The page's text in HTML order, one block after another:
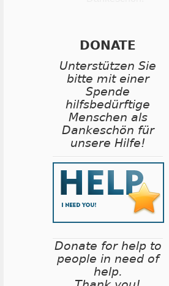
DONATE
Unterstützen Sie
bitte mit einer
Spende
hilfsbedürftige
Menschen als
Dankeschön für
unsere Hilfe!
Donate for help to
people in need of
help.